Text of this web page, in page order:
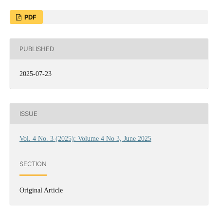
PDF
PUBLISHED
2025-07-23
ISSUE
Vol. 4 No. 3 (2025): Volume 4 No 3, June 2025
SECTION
Original Article